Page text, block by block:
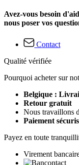
Avez-vous besoin
nous poser vos
Contact
Qualité vérifiée
Pourquoi acheter sur
Belgique :
Retour gratuit
Nous travaillons
Paiement
Payez en toute
Virement